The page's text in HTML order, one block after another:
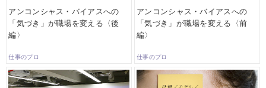
アンコンシャス・バイアスへの
「気づき」が職場を変える〈後
編〉
仕事のプロ
アンコンシャス・バイアスへの
「気づき」が職場を変える〈前
編〉
仕事のプロ